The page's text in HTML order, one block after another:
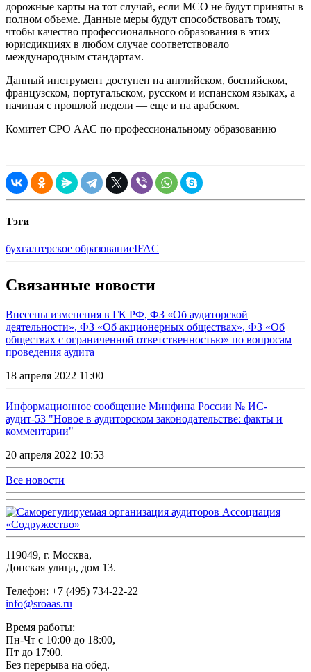
дорожные карты на тот случай, если МСО не будут приняты в
полном объеме. Данные меры будут способствовать тому,
чтобы качество профессионального образования в этих
юрисдикциях в любом случае соответствовало
международным стандартам.
Данный инструмент доступен на английском, боснийском,
французском, португальском, русском и испанском языках, а
начиная с прошлой недели ― еще и на арабском.
Комитет СРО ААС по профессиональному образованию
Тэги
бухгалтерское образованиеIFAC
Связанные новости
Внесены изменения в ГК РФ, ФЗ «Об аудиторской
деятельности», ФЗ «Об акционерных обществах», ФЗ «Об
обществах с ограниченной ответственностью» по вопросам
проведения аудита
18 апреля 2022 11:00
Информационное сообщение Минфина России № ИС-
аудит-53 "Новое в аудиторском законодательстве: факты и
комментарии"
20 апреля 2022 10:53
Все новости
119049, г. Москва,
Донская улица, дом 13.
Телефон: +7 (495) 734-22-22
info@sroaas.ru
Время работы:
Пн-Чт с 10:00 до 18:00,
Пт до 17:00.
Без перерыва на обед.